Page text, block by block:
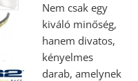
Nem csak egy
kiváló minőség,
hanem divatos,
kényelmes
darab, amelynek